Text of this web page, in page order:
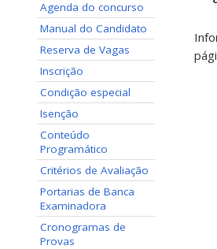
Agenda do concurso
Manual do Candidato
Reserva de Vagas
Inscrição
Condição especial
Isenção
Conteúdo
Programático
Critérios de Avaliação
Portarias de Banca
Examinadora
Cronogramas de
Provas